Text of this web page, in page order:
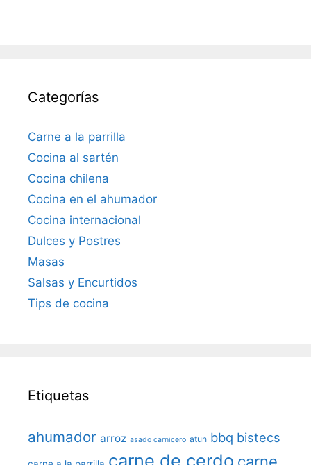
Categorías
Carne a la parrilla
Cocina al sartén
Cocina chilena
Cocina en el ahumador
Cocina internacional
Dulces y Postres
Masas
Salsas y Encurtidos
Tips de cocina
Etiquetas
ahumador arroz asado carnicero atun bbq bistecs
carne de cerdo carne